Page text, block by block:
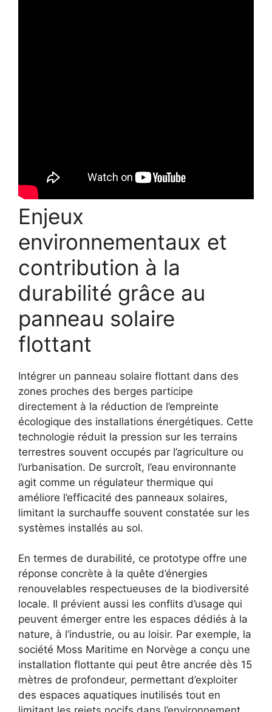
Enjeux
environnementaux et
contribution à la
durabilité grâce au
panneau solaire
flottant
Intégrer un panneau solaire flottant dans des
zones proches des berges participe
directement à la réduction de l’empreinte
écologique des installations énergétiques. Cette
technologie réduit la pression sur les terrains
terrestres souvent occupés par l’agriculture ou
l’urbanisation. De surcroît, l’eau environnante
agit comme un régulateur thermique qui
améliore l’efficacité des panneaux solaires,
limitant la surchauffe souvent constatée sur les
systèmes installés au sol.
En termes de durabilité, ce prototype offre une
réponse concrète à la quête d’énergies
renouvelables respectueuses de la biodiversité
locale. Il prévient aussi les conflits d’usage qui
peuvent émerger entre les espaces dédiés à la
nature, à l’industrie, ou au loisir. Par exemple, la
société Moss Maritime en Norvège a conçu une
installation flottante qui peut être ancrée dès 15
mètres de profondeur, permettant d’exploiter
des espaces aquatiques inutilisés tout en